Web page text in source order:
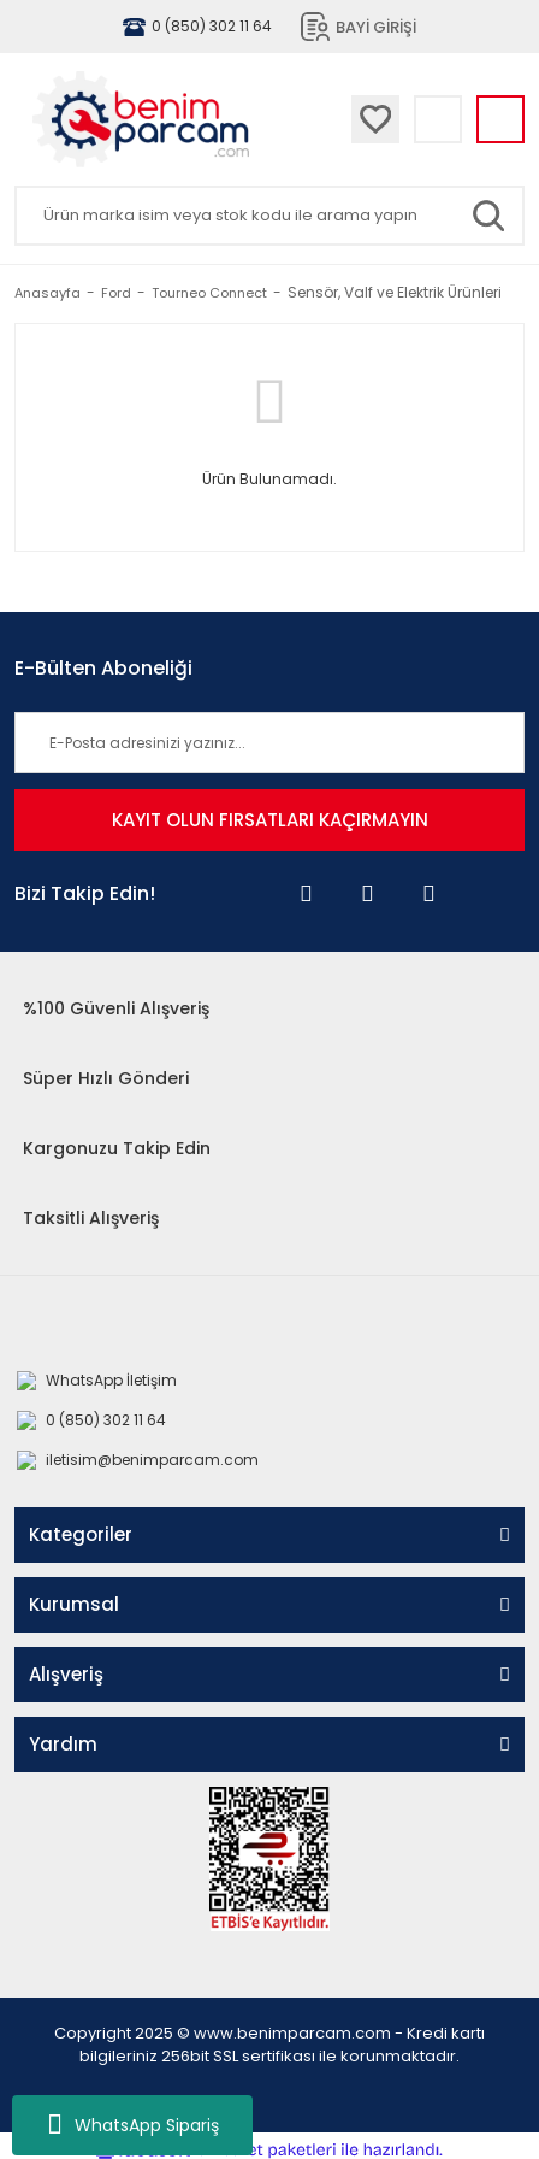
WhatsApp Sipariş
0 (850) 302 11 64 BAYİ GİRİŞİ
Anasayfa Ford Tourneo Connect Sensör, Valf ve Elektrik Ürünleri
Ürün Bulunamadı.
E-Bülten Aboneliği
KAYIT OLUN FIRSATLARI KAÇIRMAYIN
Bizi Takip Edin!
%100 Güvenli Alışveriş
Süper Hızlı Gönderi
Kargonuzu Takip Edin
Taksitli Alışveriş
WhatsApp İletişim
0 (850) 302 11 64
iletisim@benimparcam.com
Kategoriler
Kurumsal
Alışveriş
Yardım
Copyright 2025 © www.benimparcam.com - Kredi kartı
bilgileriniz 256bit SSL sertifikası ile korunmaktadır.
e-